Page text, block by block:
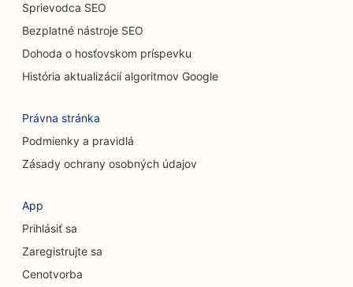
SEO pre chiropraktikov
SEO pre služby chemického peelingu
SEO pre kraniofaciálnych chirurgov
SEO pre kaviarne
SEO pre úverové družstvá
Sprievodca SEO
Bezplatné nástroje SEO
Dohoda o hosťovskom príspevku
História aktualizácií algoritmov Google
Právna stránka
Podmienky a pravidlá
Zásady ochrany osobných údajov
App
Prihlásiť sa
Zaregistrujte sa
Cenotvorba